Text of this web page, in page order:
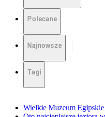
Polecane
Najnowsze
Tagi
Wielkie Muzeum